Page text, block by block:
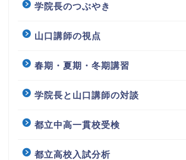
学院長のつぶやき
山口講師の視点
春期・夏期・冬期講習
学院長と山口講師の対談
都立中高一貫校受検
都立高校入試分析